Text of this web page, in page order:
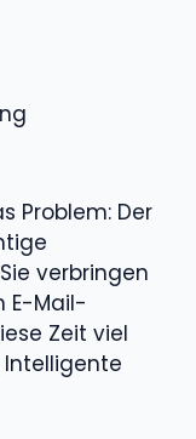
Problem: Der
verbringen
E-Mail-
Zeit viel
Intelligente